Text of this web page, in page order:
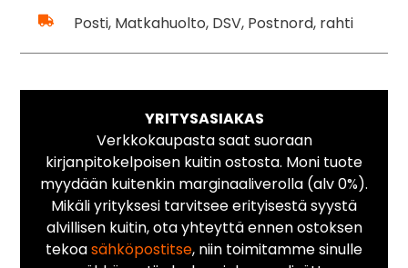
Posti, Matkahuolto, DSV, Postnord, rahti
YRITYSASIAKAS
Verkkokaupasta saat suoraan
kirjanpitokelpoisen kuitin ostosta. Moni tuote
myydään kuitenkin marginaaliverolla (alv 0%).
Mikäli yrityksesi tarvitsee erityisestä syystä
alvillisen kuitin, ota yhteyttä ennen ostoksen
tekoasähköpostitse, niin toimitamme sinulle